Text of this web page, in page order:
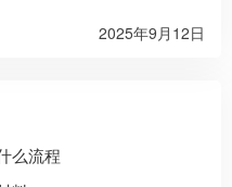
2025年9月12日
么流程